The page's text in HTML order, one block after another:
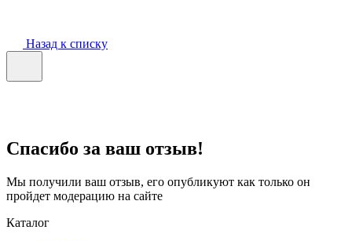
Назад к списку
Спасибо за ваш отзыв!
Мы получили ваш отзыв, его опубликуют как только он
пройдет модерацию на сайте
Каталог